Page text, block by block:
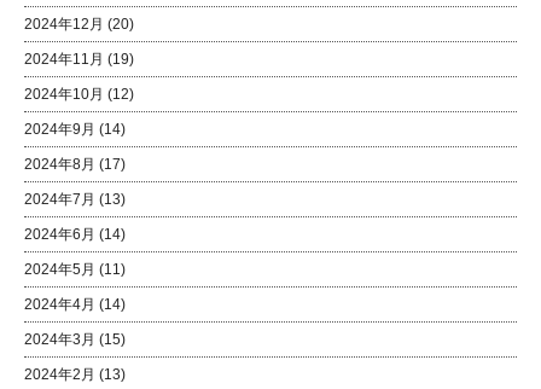
2024年12月 (20)
2024年11月 (19)
2024年10月 (12)
2024年9月 (14)
2024年8月 (17)
2024年7月 (13)
2024年6月 (14)
2024年5月 (11)
2024年4月 (14)
2024年3月 (15)
2024年2月 (13)